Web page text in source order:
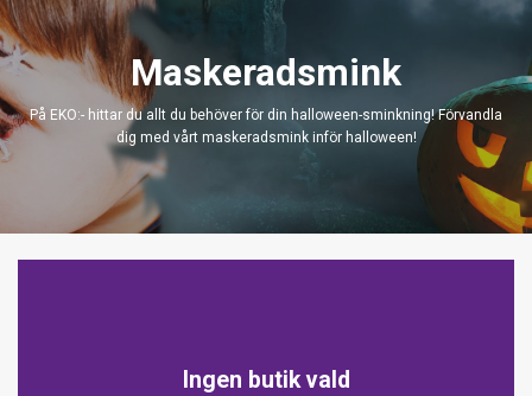
Maskeradsmink
På EKO:- hittar du allt du behöver för din halloween-sminkning! Förvandla
dig med vårt maskeradsmink inför halloween!
Ingen butik vald